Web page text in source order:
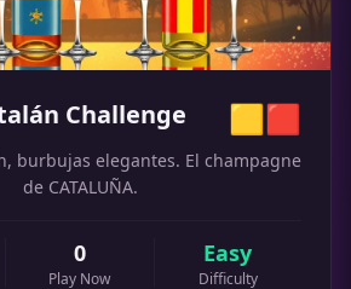
Challenge 🟨🟥
burbujas elegantes. El champagne
de CATALUÑA.
0
Play Now
Easy
Difficulty